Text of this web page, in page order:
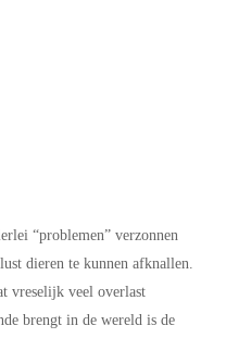
“problemen” verzonnen
dieren te kunnen afknallen.
vreselijk veel overlast
brengt in de wereld is de